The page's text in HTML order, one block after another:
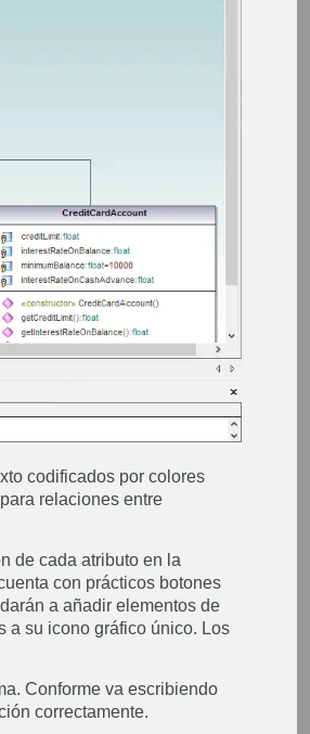
codificados por colores
relaciones entre
de cada atributo en la
con prácticos botones
a añadir elementos de
a su icono gráfico único. Los
Conforme va escribiendo
correctamente.